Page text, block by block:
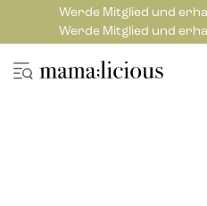
Werde Mitglied und
Werde Mitglied und